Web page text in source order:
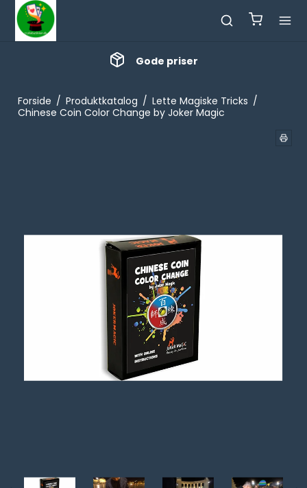
Gode priser
Forside / Produktkatalog / Lette Magiske Tricks /
Chinese Coin Color Change by Joker Magic